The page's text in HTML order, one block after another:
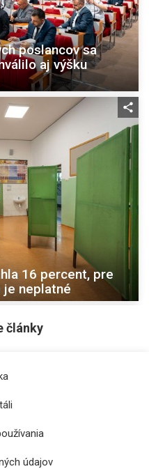
poslancov sa
aj výšku
16 percent, pre
neplatné
články
údajov